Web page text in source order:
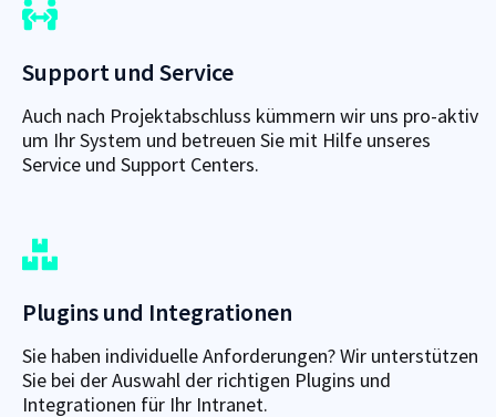
Support und Service
Auch nach Projektabschluss kümmern wir uns pro-aktiv
um Ihr System und betreuen Sie mit Hilfe unseres
Service und Support Centers.
Plugins und Integrationen
Sie haben individuelle Anforderungen? Wir unterstützen
Sie bei der Auswahl der richtigen Plugins und
Integrationen für Ihr Intranet.